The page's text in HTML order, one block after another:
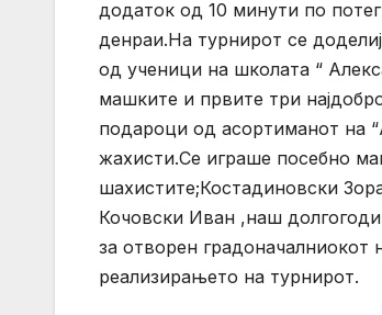
додаток од 10 минути по
денраи.На турнирот се
од ученици на школата “
машките и првите три
подароци од асортиманот на
жахисти.Се играше посебно
шахистите;Костадиновски
Кочовски Иван ,наш
за отворен градоначалниокот
реализирањето на турнирот.